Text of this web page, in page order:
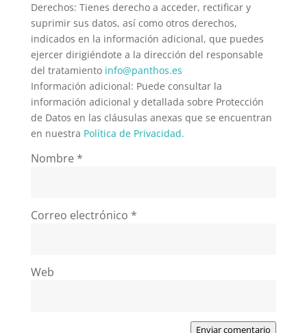
Derechos: Tienes derecho a acceder, rectificar y
suprimir sus datos, así como otros derechos,
indicados en la información adicional, que puedes
ejercer dirigiéndote a la dirección del responsable
del tratamiento info@panthos.es
Información adicional: Puede consultar la
información adicional y detallada sobre Protección
de Datos en las cláusulas anexas que se encuentran
en nuestra Política de Privacidad.
Nombre *
Correo electrónico *
Web
Enviar comentario